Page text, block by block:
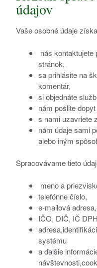
údajov
Vaše osobné údaje
nás
stránok,
sa prihlásite na
komentár,
si objednáte
nám pošlite
s nami uzavriete
nám údaje sami
alebo iným
Spracovávame tieto
meno a
telefónne číslo,
e-mailová
IČO, DIČ, IČ DPH
systému
a ďalšie